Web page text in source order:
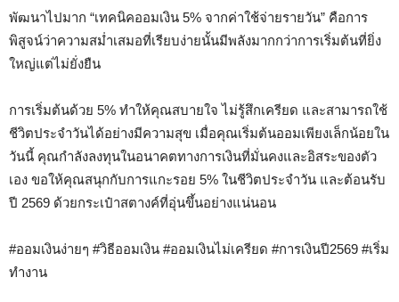
พัฒนาไปมาก “เทคนิคออมเงิน 5% จากค่าใช้จ่ายรายวัน” คือการ
พิสูจน์ว่าความสม่ำเสมอที่เรียบง่ายนั้นมีพลังมากกว่าการเริ่มต้นที่ยิ่ง
ใหญ่แต่ไม่ยั่งยืน
การเริ่มต้นด้วย 5% ทำให้คุณสบายใจ ไม่รู้สึกเครียด และสามารถใช้
ชีวิตประจำวันได้อย่างมีความสุข เมื่อคุณเริ่มต้นออมเพียงเล็กน้อยใน
วันนี้ คุณกำลังลงทุนในอนาคตทางการเงินที่มั่นคงและอิสระของตัว
เอง ขอให้คุณสนุกกับการแกะรอย 5% ในชีวิตประจำวัน และต้อนรับ
ปี 2569 ด้วยกระเป๋าสตางค์ที่อุ่นขึ้นอย่างแน่นอน
#ออมเงินง่ายๆ #วิธีออมเงิน #ออมเงินไม่เครียด #การเงินปี2569 #เริ่ม
ทำงาน